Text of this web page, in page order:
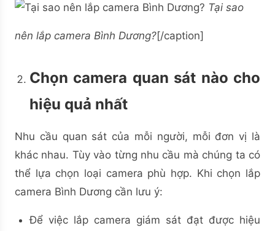
Tại sao
nên lắp camera Bình Dương?[/caption]
Chọn camera quan sát nào cho
hiệu quả nhất
Nhu cầu quan sát của mỗi người, mỗi đơn vị là
khác nhau. Tùy vào từng nhu cầu mà chúng ta có
thể lựa chọn loại camera phù hợp. Khi chọn lắp
camera Bình Dương cần lưu ý:
Để việc lắp camera giám sát đạt được hiệu